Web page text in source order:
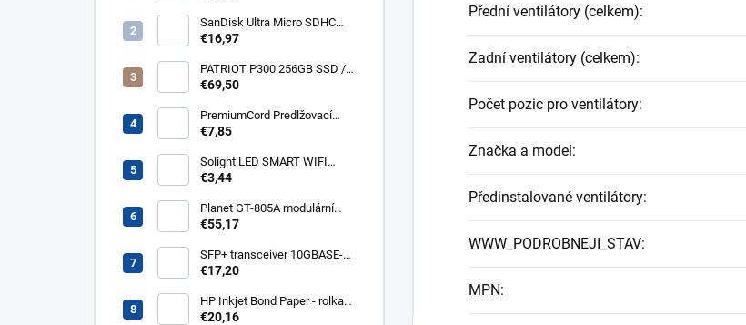
kabel 3m Acar S8 FA
SanDisk Ultra Micro SDHC
32GB 120MB/s A1+ada
€16,97
PATRIOT P300 256GB SSD /
Interní / M.2 PCIe Gen3 x4
P300P256GM28
€69,50
PremiumCord Predlžovací
kábel - sieť 230V, IEC 320 C13
€7,85
Solight LED SMART WIFI
žiarovka, GU10, 5W, RGB,
€3,44
Planet GT-805A modulární
konvertor Gigabit
805A
€55,17
SFP+ transceiver 10GBASE-
SR/SW, multirate, MM, OM3-
850nm VCSEL, LC dup., DMI ,
DELL komp.. SFP-PLUS-SR-
€17,20
HP Inkjet Bond Paper - rolka
24'' Q1396A
€20,16
Přední ventilátory (celkem):
Zadní ventilátory (celkem):
Počet pozic pro ventilátory:
Značka a model:
Předinstalované ventilátory:
WWW_PODROBNEJI_STAV:
MPN: